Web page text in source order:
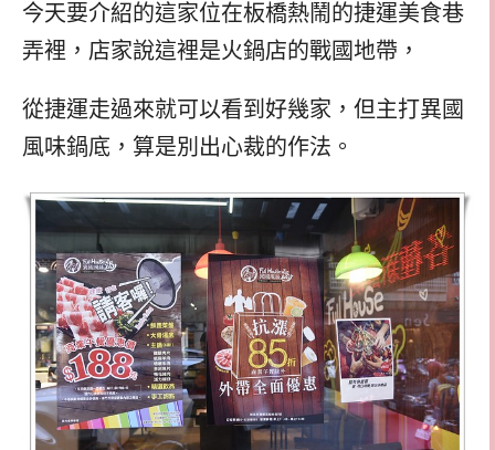
今天要介紹的這家位在板橋熱鬧的捷運美食巷
弄裡，店家說這裡是火鍋店的戰國地帶，
從捷運走過來就可以看到好幾家，但主打異國
風味鍋底，算是別出心裁的作法。